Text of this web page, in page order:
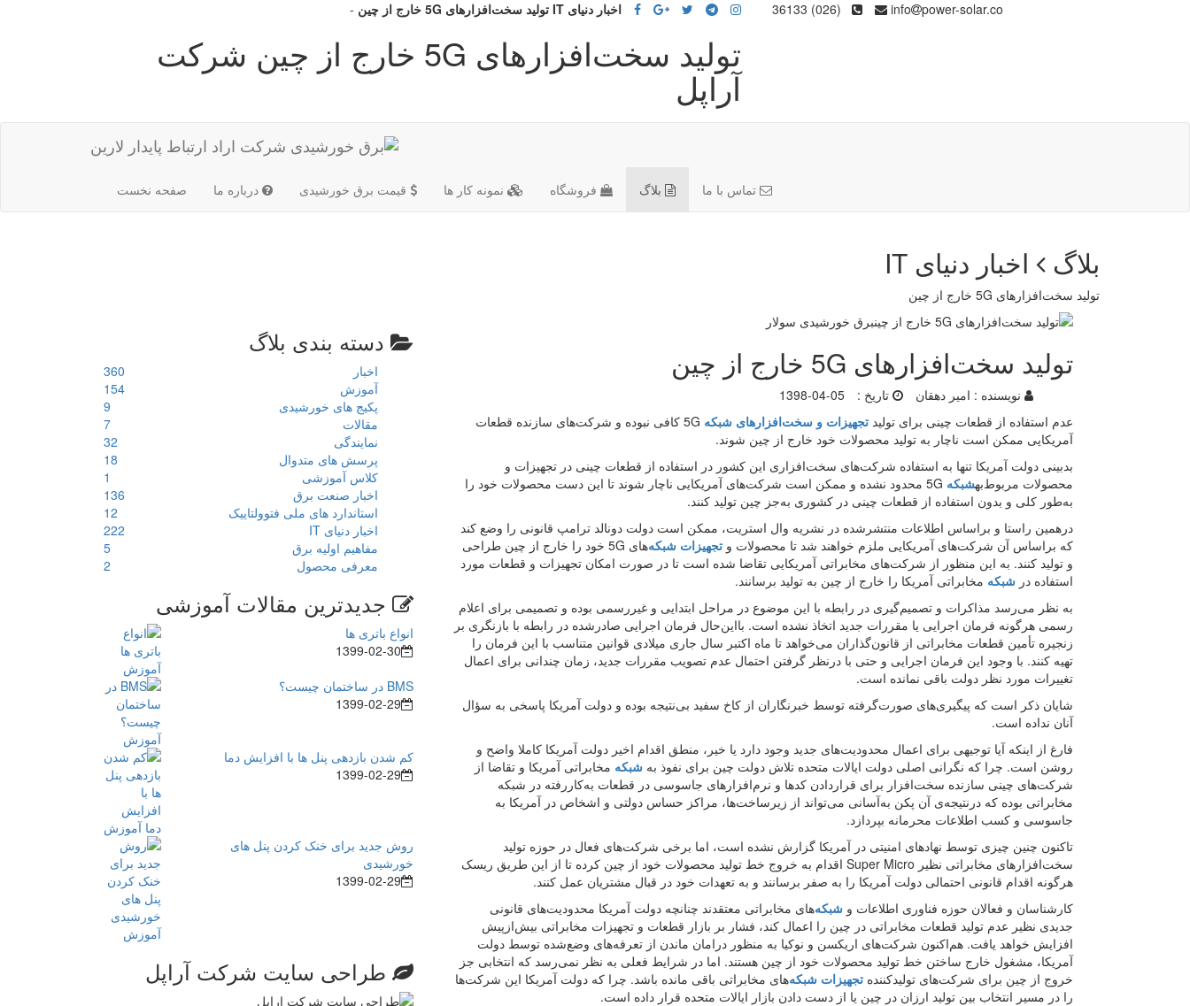
اخبار دنیای IT تولید سخت‌افزارهای 5G خارج از چین -
تولید سخت‌افزارهای 5G خارج از چین شرکت
آراپل
info power-solar.co
(026) 36133
صفحه نخست درباره ما قیمت برق خورشیدی نمونه کار ها فروشگاه بلاگ تماس با ما
بلاگ اخبار دنیای IT
تولید سخت‌افزارهای 5G خارج از چین
دسته بندی بلاگ
اخبار
360
آموزش
154
پکیج های خورشیدی
9
مقالات
7
نمایندگی
32
پرسش های متدوال
18
کلاس آموزشی
1
اخبار صنعت برق
136
استاندارد های ملی فتوولتاییک
12
اخبار دنیای IT
222
مفاهیم اولیه برق
5
معرفی محصول
2
جدیدترین مقالات آموزشی
انواع باتری ها
1399-02-30
BMS در ساختمان چیست؟
1399-02-29
کم شدن بازدهی پنل ها با افزایش دما
1399-02-29
روش جدید برای خنک کردن پنل های
خورشیدی
1399-02-29
طراحی سایت شرکت آراپل
تولید سخت‌افزارهای 5G خارج از چین
نویسنده : امیر دهقان تاریخ :
1398-04-05
عدم استفاده از قطعات چینی برای تولید تجهیزات و سخت‌افزارهای شبکه
5G کافی نبوده و شرکت‌‌های سازنده قطعات
آمریکایی ممکن است ناچار به تولید محصولات خود خارج از چین شوند.
بدبینی دولت آمریکا تنها به استفاده شرکت‌‌های سخت‌افزاری این کشور در استفاده‌‌ از قطعات چینی در تجهیزات و
محصولات مربوط‌بهشبکه
5G محدود نشده و ممکن است شرکت‌‌های آمریکایی ناچار شوند تا این دست محصولات خود را
به‌طور کلی و بدون استفاده از قطعات چینی در کشوری به‌جز چین تولید کنند.
درهمین راستا و براساس اطلاعات منتشرشده در نشریه وال استریت، ممکن است دولت دونالد ترامپ قانونی را وضع کند
که براساس آن شرکت‌‌های آمریکایی ملزم خواهند شد تا محصولات و تجهیزات شبکه‌‌
های 5G خود را خارج از چین طراحی
و تولید کنند. ‌به این منظور از شرکت‌‌های مخابراتی آمریکایی تقاضا شده است تا در صورت امکان تجهیزات و قطعات مورد
استفاده در شبکه مخابراتی آمریکا را خارج از چین به تولید برسانند.
به نظر می‌رسد مذاکرات و تصمیم‌گیری در رابطه با این موضوع در مراحل ابتدایی و غیررسمی بوده و تصمیمی برای اعلام
رسمی هرگونه فرمان اجرایی یا مقررات جدید اتخاذ نشده است. بااین‌حال فرمان اجرایی صادرشده در رابطه با بازنگری بر
زنجیره تأمین قطعات مخابراتی از قانون‌گذاران می‌خواهد تا ماه اکتبر سال جاری میلادی قوانین متناسب با این فرمان را
تهیه کنند. با وجود این فرمان اجرایی و حتی با درنظر گرفتن احتمال عدم تصویب مقررات جدید، زمان چندانی برای اعمال
تغییرات مورد نظر دولت باقی نمانده است.
شایان ذکر است که پیگیری‌‌های صورت‌گرفته توسط خبرنگاران از کاخ سفید بی‌نتیجه بوده و دولت آمریکا پاسخی به سؤال
آنان نداده است.
فارغ از اینکه آیا توجیهی برای اعمال محدودیت‌‌های جدید وجود دارد یا خیر، منطق اقدام اخیر دولت آمریکا کاملا واضح و
روشن است. چرا که نگرانی اصلی دولت ایالات متحده تلاش دولت چین برای نفوذ به شبکه مخابراتی آمریکا و تقاضا از
شرکت‌‌های چینی سازنده سخت‌افزار برای قراردادن کدها و نرم‌افزارهای جاسوسی در قطعات به‌کاررفته در شبکه
مخابراتی بوده که درنتیجه‌ی آن پکن به‌آسانی می‌تواند از زیرساخت‌‌ها، مراکز حساس دولتی و اشخاص در آمریکا به
جاسوسی و کسب اطلاعات محرمانه بپردازد.
تاکنون چنین چیزی توسط نهادهای امنیتی در آمریکا گزارش نشده است، اما برخی شرکت‌‌های فعال در حوزه تولید
سخت‌افزارهای مخابراتی نظیر Super Micro اقدام به خروج خط تولید محصولات خود از چین کرده تا از این طریق ریسک
هرگونه اقدام قانونی احتمالی دولت آمریکا را به صفر برسانند و به تعهدات خود در قبال مشتریان عمل کنند.
کارشناسان و فعالان حوزه فناوری اطلاعات و شبکه‌‌های مخابراتی معتقدند چنانچه دولت آمریکا محدودیت‌‌های قانونی
جدیدی نظیر عدم تولید قطعات مخابراتی در چین را اعمال کند، فشار بر بازار قطعات و تجهیزات مخابراتی بیش‌ازپیش
افزایش خواهد یافت. هم‌اکنون شرکت‌‌های اریکسن و نوکیا به منظور درامان ماندن از تعرفه‌‌های وضع‌شده توسط دولت
آمریکا، مشغول خارج ساختن خط تولید محصولات خود از چین هستند. اما در شرایط فعلی به نظر نمی‌رسد که انتخابی جز
خروج از چین برای شرکت‌‌های تولیدکننده تجهیزات شبکه‌‌های مخابراتی باقی مانده باشد. چرا که دولت آمریکا این شرکت‌‌ها
را در مسیر انتخاب بین تولید ارزان در چین یا از دست دادن بازار ایالات متحده قرار داده است.